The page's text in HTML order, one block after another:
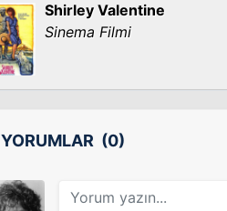
Shirley Valentine
Sinema Filmi
YORUMLAR (0)